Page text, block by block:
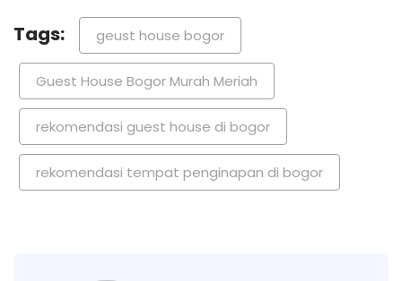
Tags: geust house bogor
Guest House Bogor Murah Meriah
rekomendasi guest house di bogor
rekomendasi tempat penginapan di bogor